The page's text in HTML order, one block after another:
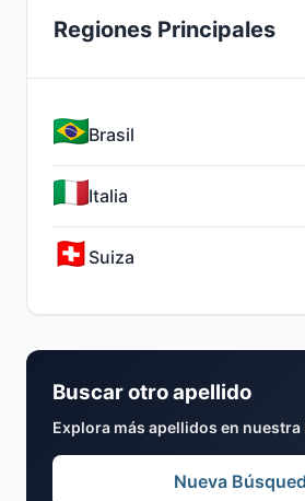
Regiones Principales
Brasil
Italia
Suiza
Buscar otro apellido
Explora más apellidos en nuestra
Nueva